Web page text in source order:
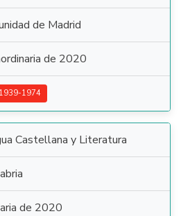
de Madrid
de 2020
1974
Castellana y Literatura
de 2020